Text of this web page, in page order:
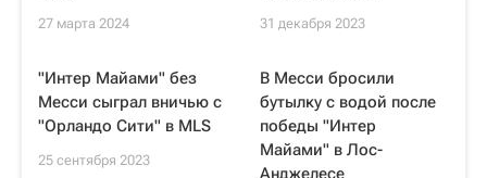
27 марта 2024 31 декабря 2023
"Интер Майами" без
Месси сыграл вничью с
"Орландо Сити" в MLS
25 сентября 2023
В Месси бросили
бутылку с водой после
победы "Интер
Майами" в Лос-
Анджелесе